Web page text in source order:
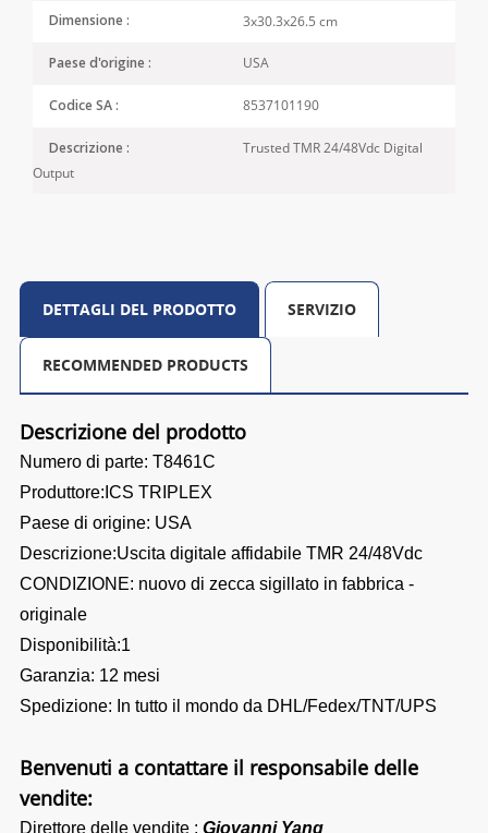
Dimensione : 3x30.3x26.5 cm
Paese d'origine : USA
Codice SA : 8537101190
Descrizione :
Trusted TMR 24/48Vdc Digital
Output
DETTAGLI DEL PRODOTTO SERVIZIO
RECOMMENDED PRODUCTS
Descrizione del prodotto
Numero di parte: T8461C
Produttore:ICS TRIPLEX
Paese di origine: USA
Descrizione:Uscita digitale affidabile TMR 24/48Vdc
CONDIZIONE: nuovo di zecca sigillato in fabbrica -
originale
Disponibilità:1
Garanzia: 12 mesi
Spedizione: In tutto il mondo da DHL/Fedex/TNT/UPS
Benvenuti a contattare il responsabile delle
vendite:
Direttore delle vendite : Giovanni Yang